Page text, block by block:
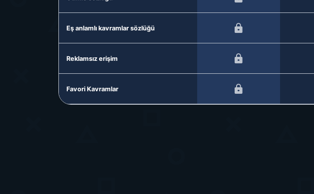
Eş anlamlı kavramlar sözlüğü
Reklamsız erişim
Favori Kavramlar